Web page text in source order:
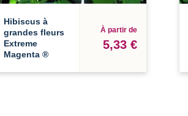
Hibiscus à
grandes fleurs
Extreme
Magenta ®
À partir de
5,33 €